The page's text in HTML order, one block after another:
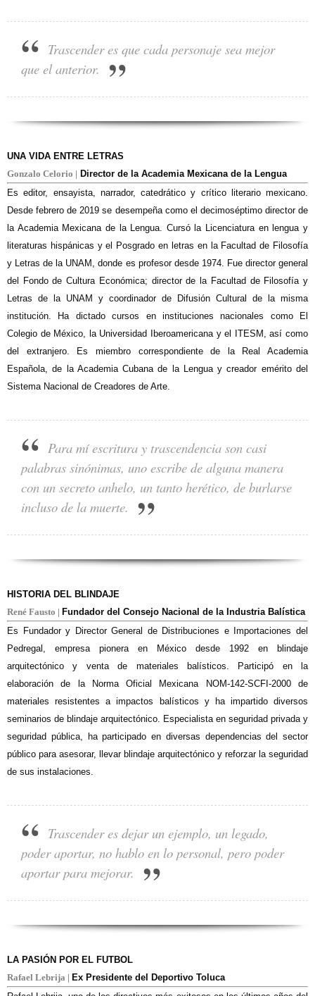
Trascender es que cada personaje sea mejor
que el anterior.
UNA VIDA ENTRE LETRAS
Gonzalo Celorio | Director de la Academia Mexicana de la Lengua
Es editor, ensayista, narrador, catedrático y crítico literario mexicano.
Desde febrero de 2019 se desempeña como el decimoséptimo director de
la Academia Mexicana de la Lengua. Cursó la Licenciatura en lengua y
literaturas hispánicas y el Posgrado en letras en la Facultad de Filosofía
y Letras de la UNAM, donde es profesor desde 1974. Fue director general
del Fondo de Cultura Económica; director de la Facultad de Filosofía y
Letras de la UNAM y coordinador de Difusión Cultural de la misma
institución. Ha dictado cursos en instituciones nacionales como El
Colegio de México, la Universidad Iberoamericana y el ITESM, así como
del extranjero. Es miembro correspondiente de la Real Academia
Española, de la Academia Cubana de la Lengua y creador emérito del
Sistema Nacional de Creadores de Arte.
Para mí escritura y trascendencia son casi
palabras sinónimas, uno escribe de alguna manera
con un secreto anhelo, un tanto herético, de burlarse
incluso de la muerte.
HISTORIA DEL BLINDAJE
René Fausto | Fundador del Consejo Nacional de la Industria Balística
Es Fundador y Director General de Distribuciones e Importaciones del
Pedregal, empresa pionera en México desde 1992 en blindaje
arquitectónico y venta de materiales balísticos. Participó en la
elaboración de la Norma Oficial Mexicana NOM-142-SCFI-2000 de
materiales resistentes a impactos balísticos y ha impartido diversos
seminarios de blindaje arquitectónico. Especialista en seguridad privada y
seguridad pública, ha participado en diversas dependencias del sector
público para asesorar, llevar blindaje arquitectónico y reforzar la seguridad
de sus instalaciones.
Trascender es dejar un ejemplo, un legado,
poder aportar, no hablo en lo personal, pero poder
aportar para mejorar.
LA PASIÓN POR EL FUTBOL
Rafael Lebrija | Ex Presidente del Deportivo Toluca